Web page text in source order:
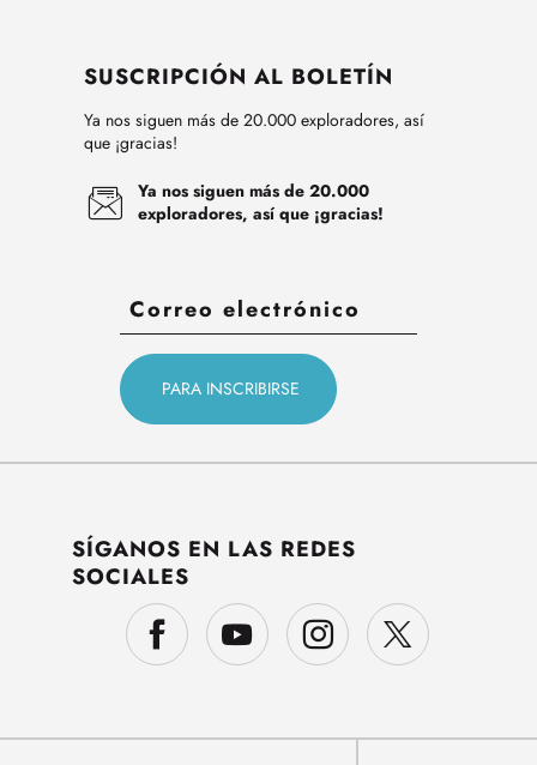
SUSCRIPCIÓN AL BOLETÍN
Ya nos siguen más de 20.000 exploradores, así
que ¡gracias!
Ya nos siguen más de 20.000
exploradores, así que ¡gracias!
SÍGANOS EN LAS REDES
SOCIALES